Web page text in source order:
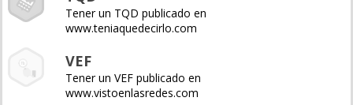
Tener un TQD publicado en
www.teniaquedecirlo.com
VEF
Tener un VEF publicado en
www.vistoenlasredes.com